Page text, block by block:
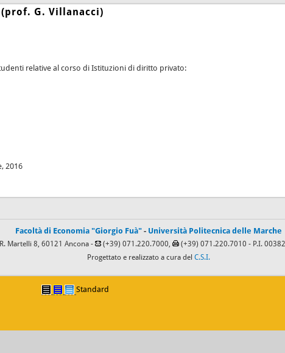
G. Villanacci)
relative al corso di Istituzioni di diritto privato:
2016
Facoltà di Economia "Giorgio Fuà" - Università Politecnica delle Marche
R. Martelli 8, 60121 Ancona - (+39) 071.220.7000, (+39) 071.220.7010 - P.I.
Progettato e realizzato a cura del C.S.I.
Standard